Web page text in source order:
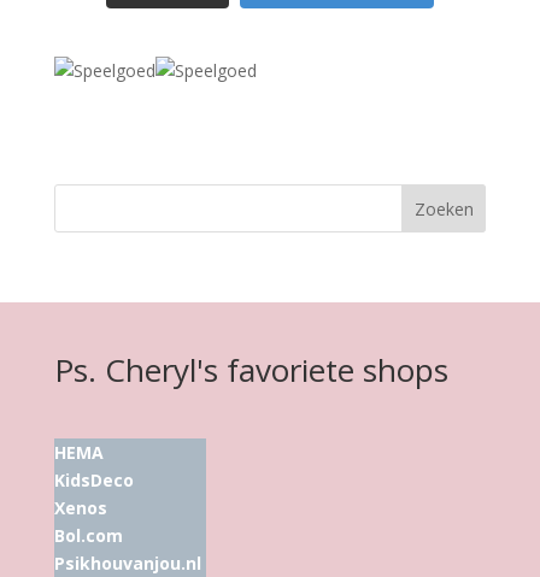
Ps. Cheryl's favoriete shops
HEMA
KidsDeco
Xenos
Bol.com
Psikhouvanjou.nl